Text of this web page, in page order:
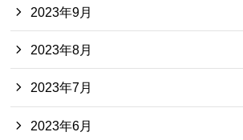
2023年9月
2023年8月
2023年7月
2023年6月